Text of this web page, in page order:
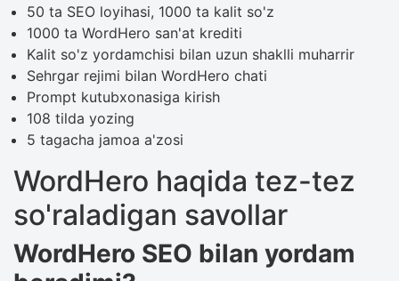
50 ta SEO loyihasi, 1000 ta kalit so'z
1000 ta WordHero san'at krediti
Kalit so'z yordamchisi bilan uzun shaklli muharrir
Sehrgar rejimi bilan WordHero chati
Prompt kutubxonasiga kirish
108 tilda yozing
5 tagacha jamoa a'zosi
WordHero haqida tez-tez
so'raladigan savollar
WordHero SEO bilan yordam